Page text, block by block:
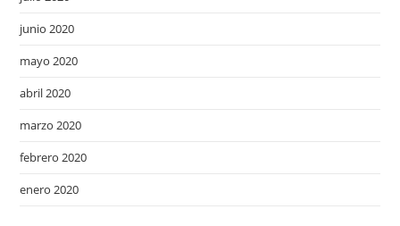
junio 2020
mayo 2020
abril 2020
marzo 2020
febrero 2020
enero 2020